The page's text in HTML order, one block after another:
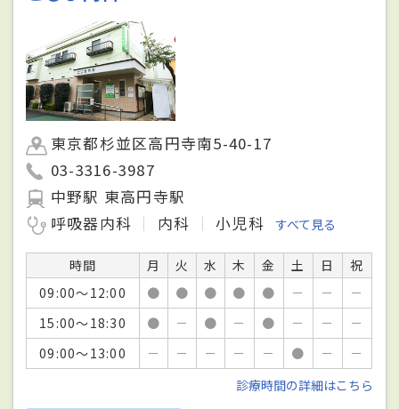
東京都杉並区高円寺南5-40-17
03-3316-3987
中野駅 東高円寺駅
呼吸器内科
内科 小児科 すべて見る
時間 月 火 水 木 金 土 日
祝
09:00～12:00
● ● ● ● ● － －
－
15:00～18:30
● － ● － ● － －
－
09:00～13:00
－ － － － － ● －
－
診療時間の詳細はこちら